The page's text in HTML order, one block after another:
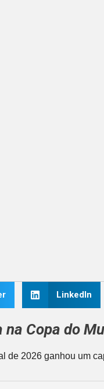
LinkedIn
na Copa do
de 2026 ganhou um